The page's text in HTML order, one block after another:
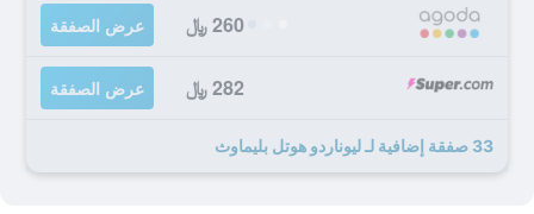
260 ﷼ عرض الصفقة
282 ﷼ عرض الصفقة
33 صفقة إضافية لـ ليوناردو هوتل بليماوث